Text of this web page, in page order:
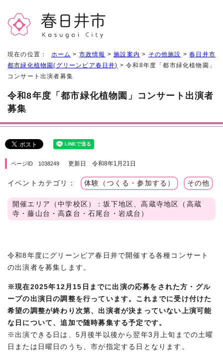
現在の位置： ホーム > 市政情報 >施設案内 > その他施設 >春日井市
都市緑化植物園(グリーンピア春日井) > 令和8年度「都市緑化植物園」
コンサート出演者募集
令和8年度「都市緑化植物園」コンサート出演者
募集
ページID 1038249 更新日 令和8年1月21日
イベントカテゴリ： 体験（つくる・参加する） その他
開催エリア（中学校区）：坂下地区、高蔵寺地区（高蔵
寺・藤山台・高森台・石尾台・岩成台）
令和8年度にグリーンピア春日井で開催する各種コンサート
の出演者を募集します。
※現在2025年12月15日までに出演の応募をされた方・グル
ープの出演日の調整を行っています。これまでに受け付けた
希望の調整が終わり次第、出演者が決まっていない上演可能
な日について、追加で随時募集する予定です。
※出演できる日は、5月後半以後から翌年3月上旬までの土曜
日または日曜日のうち、市が指定する日となります。